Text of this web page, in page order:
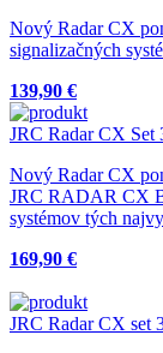
Nový Radar CX
signalizačných
139,90 €
JRC Radar CX Set
Nový Radar CX
JRC RADAR CX
systémov tých
169,90 €
JRC Radar CX set